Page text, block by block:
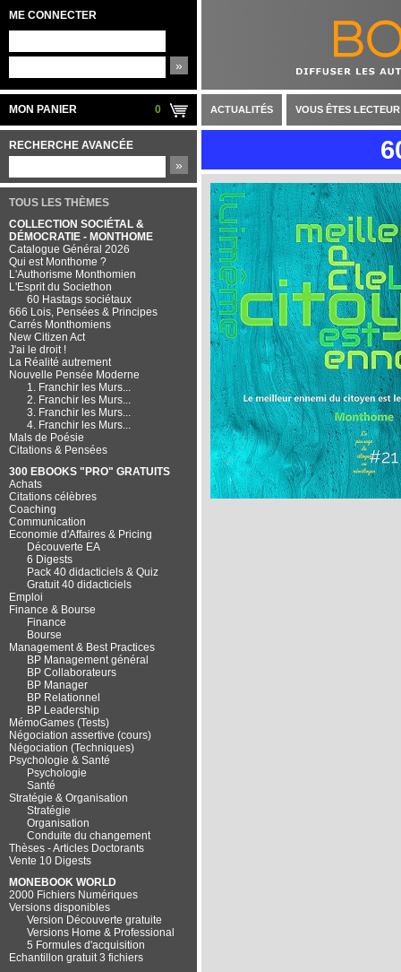
ME CONNECTER
»
MON PANIER 0
RECHERCHE AVANCÉE
»
TOUS LES THÈMES
COLLECTION SOCIÉTAL &
DÉMOCRATIE - MONTHOME
Catalogue Général 2026
Qui est Monthome ?
L'Authorisme Monthomien
L'Esprit du Societhon
60 Hastags sociétaux
666 Lois, Pensées & Principes
Carrés Monthomiens
New Citizen Act
J'ai le droit !
La Réalité autrement
Nouvelle Pensée Moderne
1. Franchir les Murs...
2. Franchir les Murs...
3. Franchir les Murs...
4. Franchir les Murs...
Mals de Poésie
Citations & Pensées
300 EBOOKS "PRO" GRATUITS
Achats
Citations célèbres
Coaching
Communication
Economie d'Affaires & Pricing
Découverte EA
6 Digests
Pack 40 didacticiels & Quiz
Gratuit 40 didacticiels
Emploi
Finance & Bourse
Finance
Bourse
Management & Best Practices
BP Management général
BP Collaborateurs
BP Manager
BP Relationnel
BP Leadership
MémoGames (Tests)
Négociation assertive (cours)
Négociation (Techniques)
Psychologie & Santé
Psychologie
Santé
Stratégie & Organisation
Stratégie
Organisation
Conduite du changement
Thèses - Articles Doctorants
Vente 10 Digests
MONEBOOK WORLD
2000 Fichiers Numériques
Versions disponibles
Version Découverte gratuite
Versions Home & Professional
5 Formules d'acquisition
Echantillon gratuit 3 fichiers
ACTUALITÉS VOUS ÊTES LECTEUR